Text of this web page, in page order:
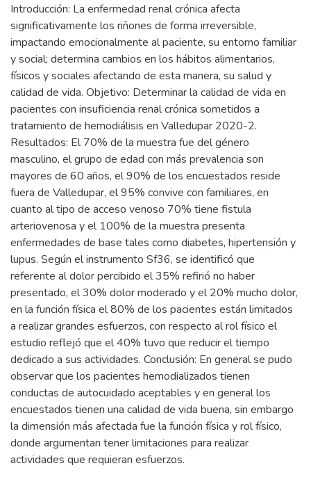
Introducción: La enfermedad renal crónica afecta
significativamente los riñones de forma irreversible,
impactando emocionalmente al paciente, su entorno familiar
y social; determina cambios en los hábitos alimentarios,
físicos y sociales afectando de esta manera, su salud y
calidad de vida. Objetivo: Determinar la calidad de vida en
pacientes con insuficiencia renal crónica sometidos a
tratamiento de hemodiálisis en Valledupar 2020-2.
Resultados: El 70% de la muestra fue del género
masculino, el grupo de edad con más prevalencia son
mayores de 60 años, el 90% de los encuestados reside
fuera de Valledupar, el 95% convive con familiares, en
cuanto al tipo de acceso venoso 70% tiene fistula
arteriovenosa y el 100% de la muestra presenta
enfermedades de base tales como diabetes, hipertensión y
lupus. Según el instrumento Sf36, se identificó que
referente al dolor percibido el 35% refirió no haber
presentado, el 30% dolor moderado y el 20% mucho dolor,
en la función física el 80% de los pacientes están limitados
a realizar grandes esfuerzos, con respecto al rol físico el
estudio reflejó que el 40% tuvo que reducir el tiempo
dedicado a sus actividades. Conclusión: En general se pudo
observar que los pacientes hemodializados tienen
conductas de autocuidado aceptables y en general los
encuestados tienen una calidad de vida buena, sin embargo
la dimensión más afectada fue la función física y rol físico,
donde argumentan tener limitaciones para realizar
actividades que requieran esfuerzos.